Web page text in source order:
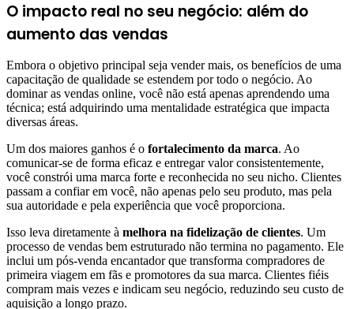
O impacto real no seu negócio: além do
aumento das vendas
Embora o objetivo principal seja vender mais, os benefícios de uma
capacitação de qualidade se estendem por todo o negócio. Ao
dominar as vendas online, você não está apenas aprendendo uma
técnica; está adquirindo uma mentalidade estratégica que impacta
diversas áreas.
Um dos maiores ganhos é o fortalecimento da marca. Ao
comunicar-se de forma eficaz e entregar valor consistentemente,
você constrói uma marca forte e reconhecida no seu nicho. Clientes
passam a confiar em você, não apenas pelo seu produto, mas pela
sua autoridade e pela experiência que você proporciona.
Isso leva diretamente à melhora na fidelização de clientes. Um
processo de vendas bem estruturado não termina no pagamento. Ele
inclui um pós-venda encantador que transforma compradores de
primeira viagem em fãs e promotores da sua marca. Clientes fiéis
compram mais vezes e indicam seu negócio, reduzindo seu custo de
aquisição a longo prazo.